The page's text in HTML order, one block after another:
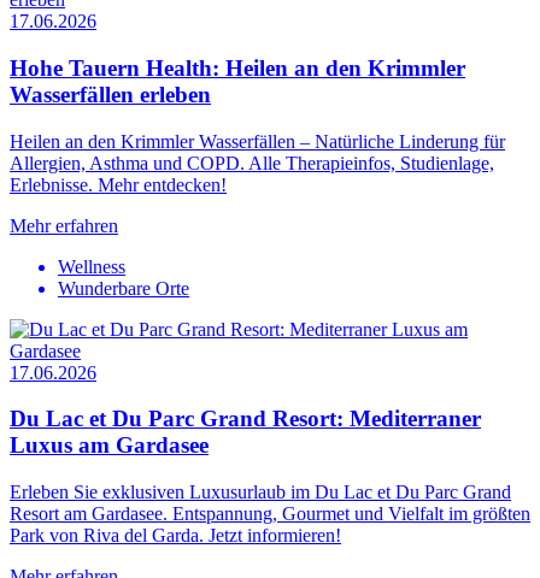
17.06.2026
Hohe Tauern Health: Heilen an den Krimmler
Wasserfällen erleben
Heilen an den Krimmler Wasserfällen – Natürliche Linderung für
Allergien, Asthma und COPD. Alle Therapieinfos, Studienlage,
Erlebnisse. Mehr entdecken!
Mehr erfahren
Wellness
Wunderbare Orte
17.06.2026
Du Lac et Du Parc Grand Resort: Mediterraner
Luxus am Gardasee
Erleben Sie exklusiven Luxusurlaub im Du Lac et Du Parc Grand
Resort am Gardasee. Entspannung, Gourmet und Vielfalt im größten
Park von Riva del Garda. Jetzt informieren!